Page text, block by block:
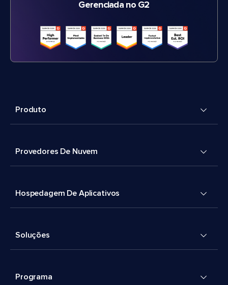
Gerenciada no G2
Produto
Provedores De Nuvem
Hospedagem De Aplicativos
Soluções
Programa